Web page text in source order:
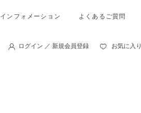
インフォメーション よくあるご質問
ログイン ／ 新規会員登録 お気に入り